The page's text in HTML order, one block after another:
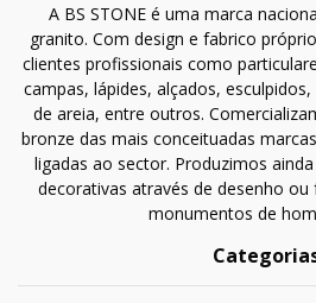
A BS STONE é uma marca
granito. Com design e fabrico
clientes profissionais como
campas, lápides, alçados,
de areia, entre outros.
bronze das mais conceituadas
ligadas ao sector. Produzimos
decorativas através de desenho
monumentos de